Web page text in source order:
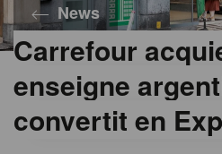
News
Carrefour
enseigne
convertit en
Linkens